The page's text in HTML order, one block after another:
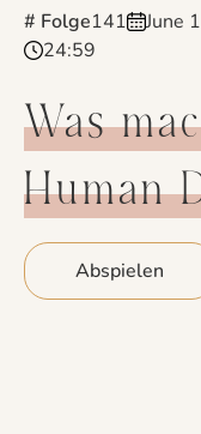
# Folge141 June
24:59
Was
Human
Abspielen